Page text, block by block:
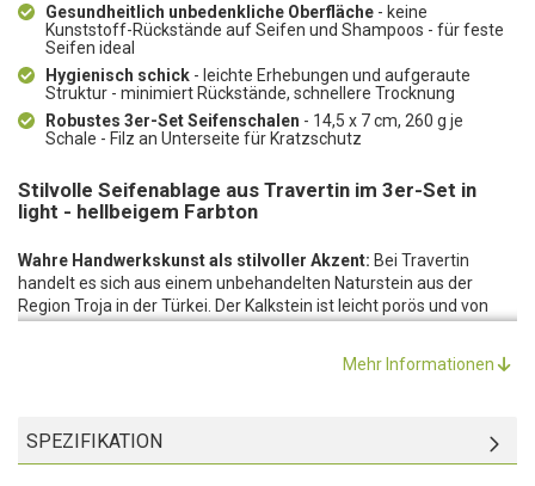
Gesundheitlich unbedenkliche Oberfläche - keine
Kunststoff-Rückstände auf Seifen und Shampoos - für feste
Seifen ideal
Hygienisch schick - leichte Erhebungen und aufgeraute
Struktur - minimiert Rückstände, schnellere Trocknung
Robustes 3er-Set Seifenschalen - 14,5 x 7 cm, 260 g je
Schale - Filz an Unterseite für Kratzschutz
Stilvolle Seifenablage aus Travertin im 3er-Set in
light - hellbeigem Farbton
Wahre Handwerkskunst als stilvoller Akzent: Bei Travertin
handelt es sich aus einem unbehandelten Naturstein aus der
Region Troja in der Türkei. Der Kalkstein ist leicht porös und von
Die ausgefallene Struktur verleiht den einfachen Platten eine
Gesundheitlich unbedenklich:
Naturprodukt besteht, ist die Seifenschale gesundheitlich
Mehr Informationen
SPEZIFIKATION